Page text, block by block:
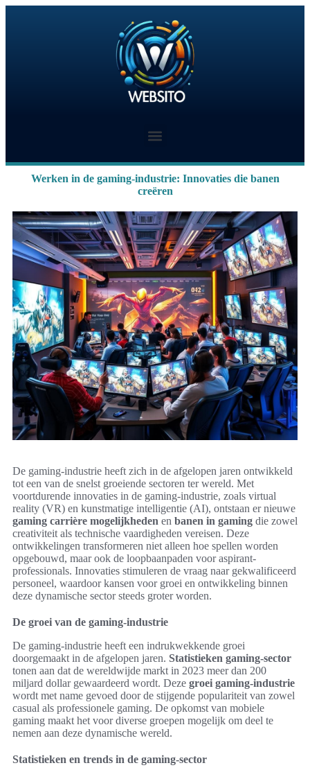
Werken in de gaming-industrie: Innovaties die banen
creëren
De gaming-industrie heeft zich in de afgelopen jaren ontwikkeld
tot een van de snelst groeiende sectoren ter wereld. Met
voortdurende innovaties in de gaming-industrie, zoals virtual
reality (VR) en kunstmatige intelligentie (AI), ontstaan er nieuwe
gaming carrière mogelijkheden en banen in gaming die zowel
creativiteit als technische vaardigheden vereisen. Deze
ontwikkelingen transformeren niet alleen hoe spellen worden
opgebouwd, maar ook de loopbaanpaden voor aspirant-
professionals. Innovaties stimuleren de vraag naar gekwalificeerd
personeel, waardoor kansen voor groei en ontwikkeling binnen
deze dynamische sector steeds groter worden.
De groei van de gaming-industrie
De gaming-industrie heeft een indrukwekkende groei
doorgemaakt in de afgelopen jaren. Statistieken gaming-sector
tonen aan dat de wereldwijde markt in 2023 meer dan 200
miljard dollar gewaardeerd wordt. Deze groei gaming-industrie
wordt met name gevoed door de stijgende populariteit van zowel
casual als professionele gaming. De opkomst van mobiele
gaming maakt het voor diverse groepen mogelijk om deel te
nemen aan deze dynamische wereld.
Statistieken en trends in de gaming-sector